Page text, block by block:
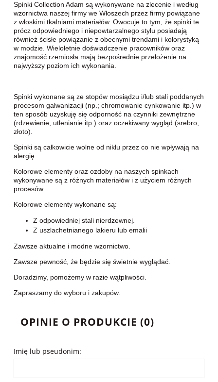
Spinki Collection Adam są wykonywane na zlecenie i według
wzornictwa naszej firmy we Włoszech przez firmy powiązane
z włoskimi tkalniami materiałów. Owocuje to tym, że spinki te
prócz odpowiedniego i niepowtarzalnego stylu posiadają
również ścisłe powiązanie z obecnymi trendami i kolorystyką
w modzie. Wieloletnie doświadczenie pracowników oraz
znajomość rzemiosła mają bezpośrednie przełożenie na
najwyższy poziom ich wykonania.
Spinki wykonane są ze stopów mosiądzu i/lub stali poddanych
procesom galwanizacji (np.; chromowanie cynkowanie itp.) w
ten sposób uzyskuję się odporność na czynniki zewnętrzne
(rdzewienie, utlenianie itp.) oraz oczekiwany wygląd (srebro,
złoto).
Spinki są całkowicie wolne od niklu przez co nie wpływają na
alergię.
Kolorowe elementy oraz ozdoby na naszych spinkach
wykonywane są z różnych materiałów i z użyciem różnych
procesów.
Kolorowe elementy wykonane są:
Z odpowiedniej stali nierdzewnej.
Z uszlachetnianego lakieru lub emalii
Zawsze aktualne i modne wzornictwo.
Zawsze pewność, że będzie się świetnie wyglądać.
Doradzimy, pomożemy w razie wątpliwości.
Zapraszamy do wyboru i zakupów.
OPINIE O PRODUKCIE (0)
Imię lub pseudonim: